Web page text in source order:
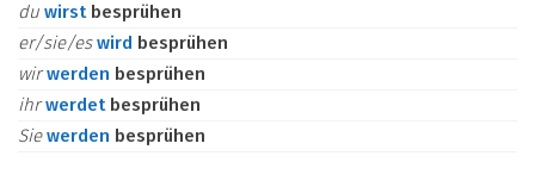
du wirst besprühen
er/sie/eswird besprühen
wirwerden besprühen
ihrwerdet besprühen
Siewerden besprühen